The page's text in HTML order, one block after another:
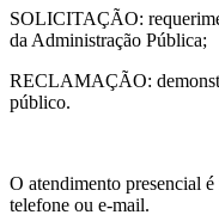
SOLICITAÇÃO:
da Administração Pública;
RECLAMAÇÃO:
público.
O atendimento presencial
telefone ou e-mail.